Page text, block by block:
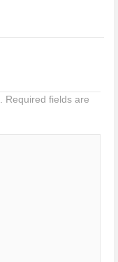
Required fields are